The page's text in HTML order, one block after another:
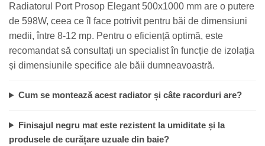
Radiatorul Port Prosop Elegant 500x1000 mm are o putere
de 598W, ceea ce îl face potrivit pentru băi de dimensiuni
medii, între 8-12 mp. Pentru o eficiență optimă, este
recomandat să consultați un specialist în funcție de izolația
și dimensiunile specifice ale băii dumneavoastră.
Cum se montează acest radiator și câte racorduri are?
Finisajul negru mat este rezistent la umiditate și la
produsele de curățare uzuale din baie?